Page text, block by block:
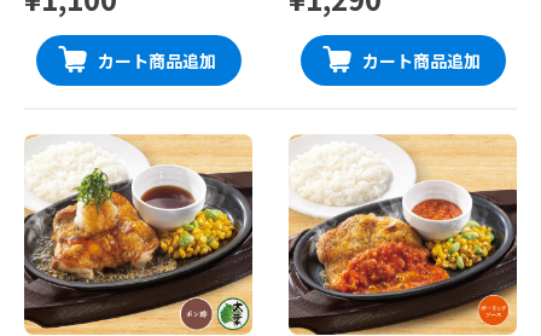
カート商品追加 カート商品追加